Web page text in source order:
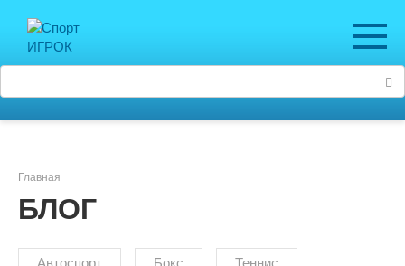
контенту
Главная
БЛОГ
Автоспорт Бокс Теннис